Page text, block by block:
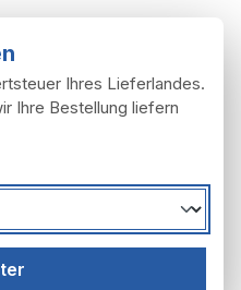
Ihres Lieferlandes.
Ihre Bestellung liefern